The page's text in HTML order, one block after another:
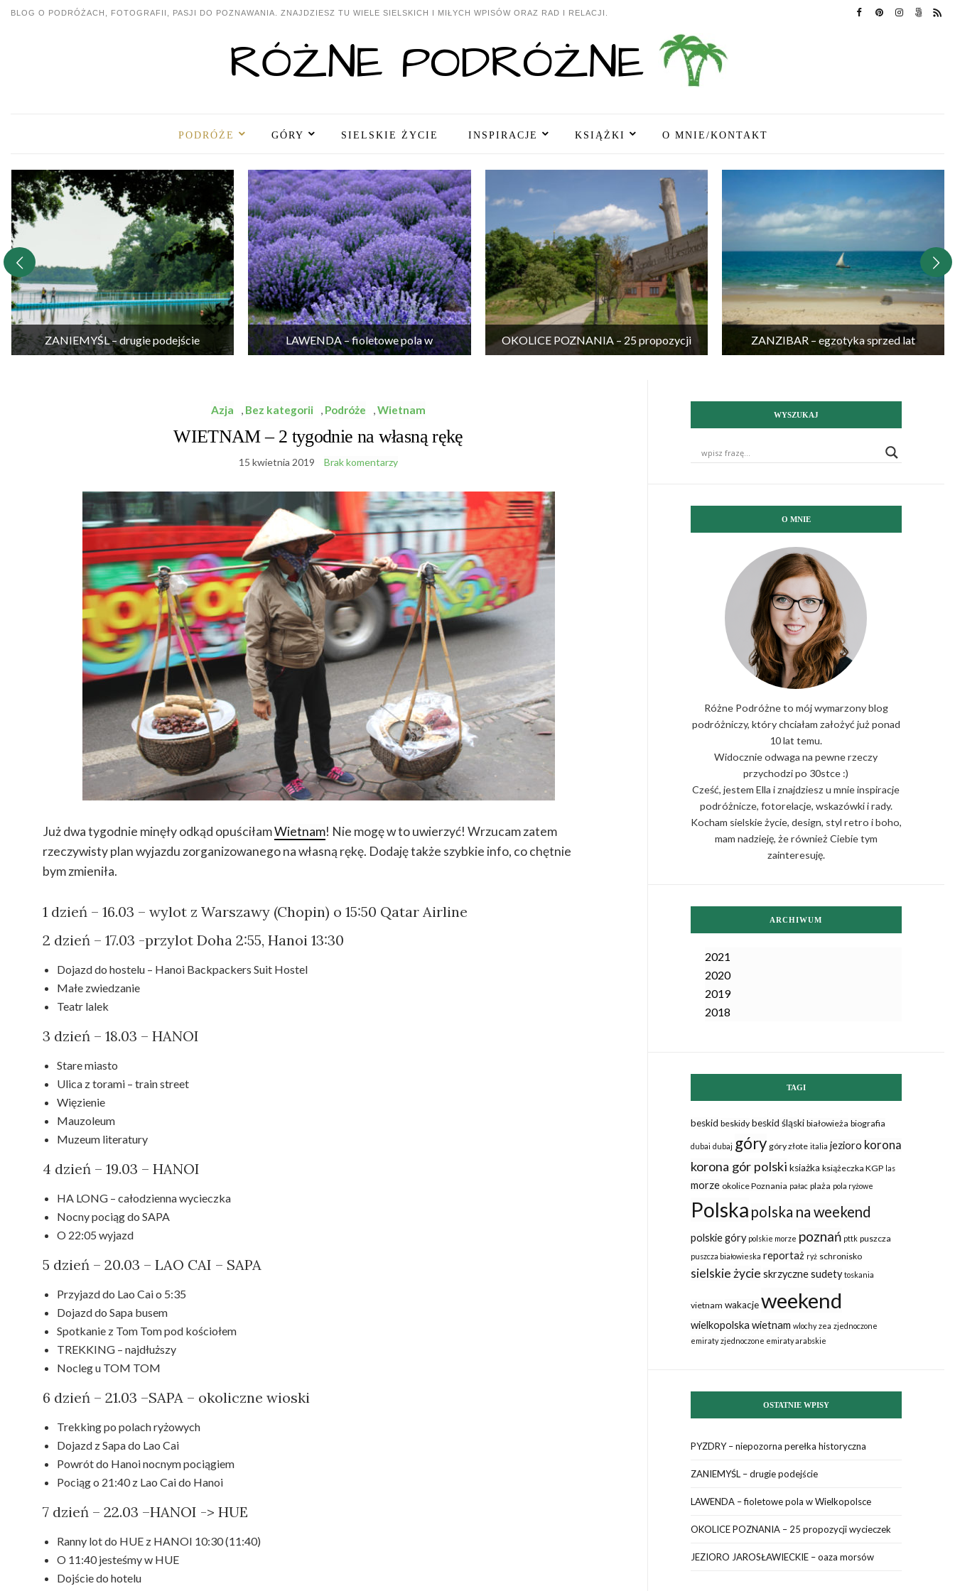
BLOG O PODRÓŻACH, FOTOGRAFII, PASJI DO POZNAWANIA. ZNAJDZIESZ TU WIELE SIELSKICH I MIŁYCH WPISÓW ORAZ RAD I RELACJI.
PODRÓŻE GÓRY SIELSKIE ŻYCIE INSPIRACJE KSIĄŻKI O MNIE/KONTAKT
ZANIEMYŚL – drugie podejście
LAWENDA – fioletowe pola w
OKOLICE POZNANIA – 25 propozycji
ZANZIBAR – egzotyka sprzed lat
Azja , Bez kategorii , Podróże ,Wietnam
WIETNAM – 2 tygodnie na własną rękę
15 kwietnia 2019 Brak komentarzy
Już dwa tygodnie minęły odkąd opuściłamWietnam! Nie mogę w to uwierzyć! Wrzucam zatem
rzeczywisty plan wyjazdu zorganizowanego na własną rękę. Dodaję także szybkie info, co chętnie
bym zmieniła.
1 dzień – 16.03 – wylot z Warszawy (Chopin) o 15:50 Qatar Airline
2 dzień – 17.03 -przylot Doha 2:55, Hanoi 13:30
Dojazd do hostelu – Hanoi Backpackers Suit Hostel
Małe zwiedzanie
Teatr lalek
3 dzień – 18.03 – HANOI
Stare miasto
Ulica z torami – train street
Więzienie
Mauzoleum
Muzeum literatury
4 dzień – 19.03 – HANOI
HA LONG – całodzienna wycieczka
Nocny pociąg do SAPA
O 22:05 wyjazd
5 dzień – 20.03 – LAO CAI – SAPA
Przyjazd do Lao Cai o 5:35
Dojazd do Sapa busem
Spotkanie z Tom Tom pod kościołem
TREKKING – najdłuższy
Nocleg u TOM TOM
6 dzień – 21.03 –SAPA – okoliczne wioski
Trekking po polach ryżowych
Dojazd z Sapa do Lao Cai
Powrót do Hanoi nocnym pociągiem
Pociąg o 21:40 z Lao Cai do Hanoi
7 dzień – 22.03 –HANOI -> HUE
Ranny lot do HUE z HANOI 10:30 (11:40)
O 11:40 jesteśmy w HUE
Dojście do hotelu
WYSZUKAJ
O MNIE
Różne Podróżne to mój wymarzony blog
podróżniczy, który chciałam założyć już ponad
10 lat temu.
Widocznie odwaga na pewne rzeczy
przychodzi po 30stce :)
Cześć, jestem Ella i znajdziesz u mnie inspiracje
podróżnicze, fotorelacje, wskazówki i rady.
Kocham sielskie życie, design, styl retro i boho,
mam nadzieję, że również Ciebie tym
zainteresuję.
ARCHIWUM
2021
2020
2019
2018
TAGI
beskid beskidy beskid śląski białowieża biografia
dubai dubaj góry góry złote italia jezioro korona
korona gór polski ksiażka książeczka KGP las
morze okolice Poznania pałac plaża pola ryżowe
Polska polska na weekend
polskie góry polskie morze poznań pttk puszcza
puszcza białowieska reportaż ryż schronisko
sielskie życie skrzycznesudety toskania
vietnam wakacjeweekend
wielkopolska wietnam wlochy zea zjednoczone
emiraty zjednoczone emiraty arabskie
OSTATNIE WPISY
PYZDRY – niepozorna perełka historyczna
ZANIEMYŚL – drugie podejście
LAWENDA – fioletowe pola w Wielkopolsce
OKOLICE POZNANIA – 25 propozycji wycieczek
JEZIORO JAROSŁAWIECKIE – oaza morsów